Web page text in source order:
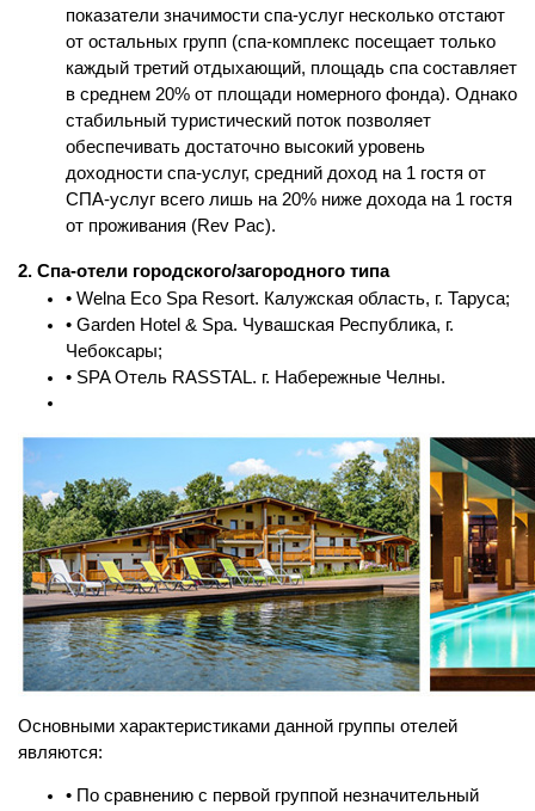
показатели значимости спа-услуг несколько отстают
от остальных групп (спа-комплекс посещает только
каждый третий отдыхающий, площадь спа составляет
в среднем 20% от площади номерного фонда). Однако
стабильный туристический поток позволяет
обеспечивать достаточно высокий уровень
доходности спа-услуг, средний доход на 1 гостя от
СПА-услуг всего лишь на 20% ниже дохода на 1 гостя
от проживания (Rev Pac).
2. Спа-отели городского/загородного типа
• Welna Eco Spa Resort. Калужская область, г. Таруса;
• Garden Hotel & Spa. Чувашская Республика, г.
Чебоксары;
• SPA Отель RASSTAL. г. Набережные Челны.
Основными характеристиками данной группы отелей
являются:
• По сравнению с первой группой незначительный